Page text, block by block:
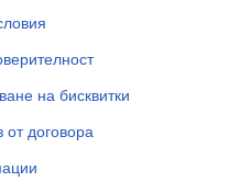
на бисквитки
от договора